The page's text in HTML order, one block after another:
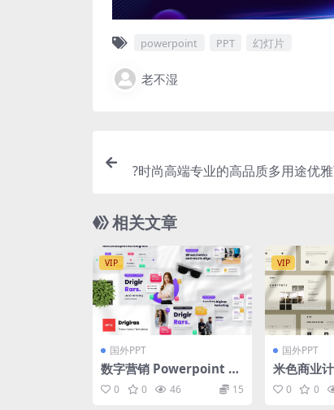
powerpoint PPT 幻灯片
老不湿
?时尚高端专业的高品质多用途优
相关文章
VIP
国外PPT
数字营销 Powerpoint 幻
灯片模板 Drigiras – Digi
tal Marketing Powerp
0 0 46 15
VIP
国外PPT
米色商业
模板
0 0